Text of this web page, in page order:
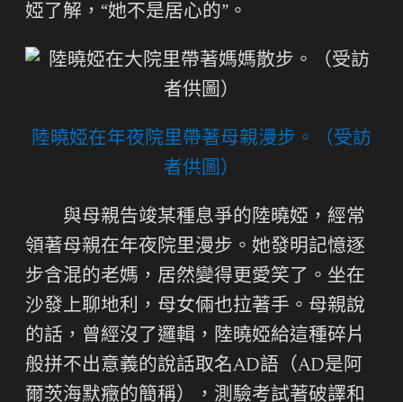
婭了解，“她不是居心的”。
陸曉婭在年夜院里帶著母親漫步。（受訪
者供圖）
與母親告竣某種息爭的陸曉婭，經常
領著母親在年夜院里漫步。她發明記憶逐
步含混的老媽，居然變得更愛笑了。坐在
沙發上聊地利，母女倆也拉著手。母親說
的話，曾經沒了邏輯，陸曉婭給這種碎片
般拼不出意義的說話取名AD語（AD是阿
爾茨海默癥的簡稱），測驗考試著破譯和